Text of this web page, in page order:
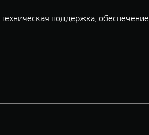
поддержка, обеспечение